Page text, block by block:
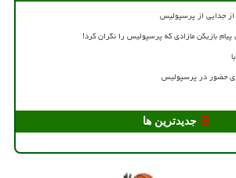
جدایی از پرسپولیس
بازیکن مازادی که پرسپولیس را نگران کرد!
حضور در پرسپولیس
جدیدترین ها